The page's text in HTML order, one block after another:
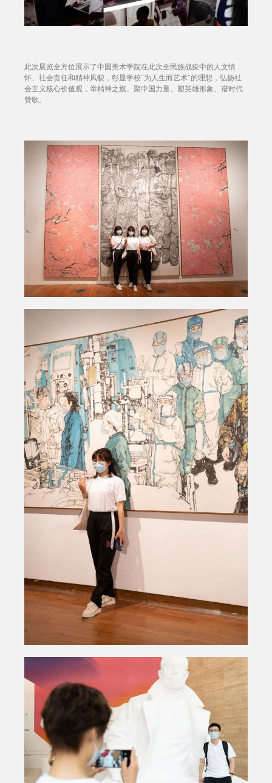
此次展览全方位展示了中国美术学院在此次全民族战疫中的人文情
怀、社会责任和精神风貌，彰显学校“为人生而艺术”的理想，弘扬社
会主义核心价值观，举精神之旗、聚中国力量、塑英雄形象、谱时代
赞歌。